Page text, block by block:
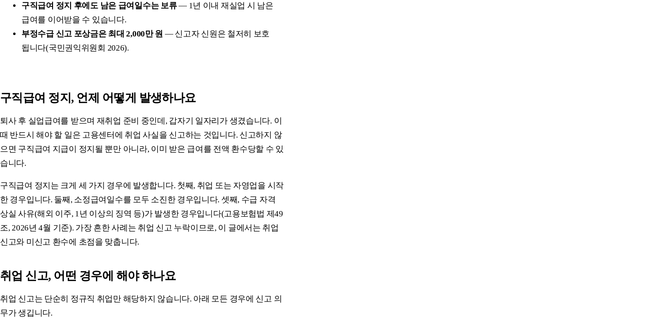
구직급여 정지 후에도 남은 급여일수는 보류— 1년 이내 재실업 시 남은
급여를 이어받을 수 있습니다.
부정수급 신고 포상금은 최대 2,000만 원 — 신고자 신원은 철저히 보호
됩니다(국민권익위원회 2026).
구직급여 정지, 언제 어떻게 발생하나요
퇴사 후 실업급여를 받으며 재취업 준비 중인데, 갑자기 일자리가 생겼습니다. 이
때 반드시 해야 할 일은 고용센터에 취업 사실을 신고하는 것입니다. 신고하지 않
으면 구직급여 지급이 정지될 뿐만 아니라, 이미 받은 급여를 전액 환수당할 수 있
습니다.
구직급여 정지는 크게 세 가지 경우에 발생합니다. 첫째, 취업 또는 자영업을 시작
한 경우입니다. 둘째, 소정급여일수를 모두 소진한 경우입니다. 셋째, 수급 자격
상실 사유(해외 이주, 1년 이상의 징역 등)가 발생한 경우입니다(고용보험법 제49
조, 2026년 4월 기준). 가장 흔한 사례는 취업 신고 누락이므로, 이 글에서는 취업
신고와 미신고 환수에 초점을 맞춥니다.
취업 신고, 어떤 경우에 해야 하나요
취업 신고는 단순히 정규직 취업만 해당하지 않습니다. 아래 모든 경우에 신고 의
무가 생깁니다.